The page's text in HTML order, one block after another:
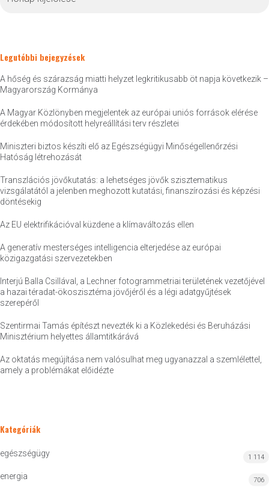
Legutóbbi bejegyzések
A hőség és szárazság miatti helyzet legkritikusabb öt napja következik –
Magyarország Kormánya
A Magyar Közlönyben megjelentek az európai uniós források elérése
érdekében módosított helyreállítási terv részletei
Miniszteri biztos készíti elő az Egészségügyi Minőségellenőrzési
Hatóság létrehozását
Transzlációs jövőkutatás: a lehetséges jövők szisztematikus
vizsgálatától a jelenben meghozott kutatási, finanszírozási és képzési
döntésekig
Az EU elektrifikációval küzdene a klímaváltozás ellen
A generatív mesterséges intelligencia elterjedése az európai
közigazgatási szervezetekben
Interjú Balla Csillával, a Lechner fotogrammetriai területének vezetőjével
a hazai téradat-ökoszisztéma jövőjéről és a légi adatgyűjtések
szerepéről
Szentirmai Tamás építészt nevezték ki a Közlekedési és Beruházási
Minisztérium helyettes államtitkárává
Az oktatás megújítása nem valósulhat meg ugyanazzal a szemlélettel,
amely a problémákat előidézte
Kategóriák
egészségügy 1 114
energia 706